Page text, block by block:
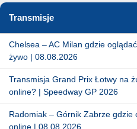
Transmisje
Chelsea – AC Milan gdzie
żywo | 08.08.2026
Transmisja Grand Prix Łotwy na
online? | Speedway GP 2026
Radomiak – Górnik Zabrze gdzie
online | 08.08.2026